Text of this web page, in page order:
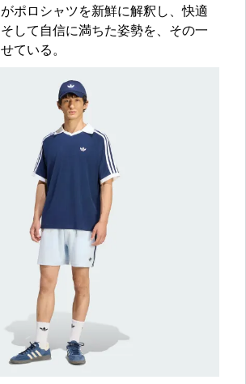
ポロシャツを新鮮に解釈し、快適
して自信に満ちた姿勢を、その一
ている。